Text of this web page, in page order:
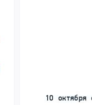
10 октября